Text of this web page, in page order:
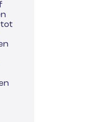
tot